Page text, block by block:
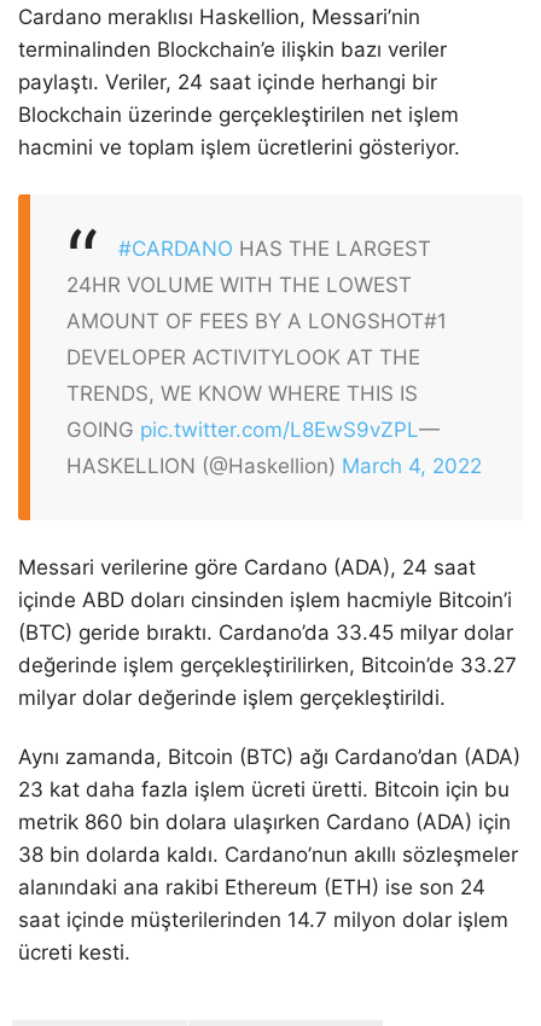
Cardano meraklısı Haskellion, Messari’nin
terminalinden Blockchain’e ilişkin bazı veriler
paylaştı. Veriler, 24 saat içinde herhangi bir
Blockchain üzerinde gerçekleştirilen net işlem
hacmini ve toplam işlem ücretlerini gösteriyor.
#CARDANO HAS THE LARGEST
24HR VOLUME WITH THE LOWEST
AMOUNT OF FEES BY A LONGSHOT#1
DEVELOPER ACTIVITYLOOK AT THE
TRENDS, WE KNOW WHERE THIS IS
GOING pic.twitter.com/L8EwS9vZPL—
HASKELLION (@Haskellion) March 4, 2022
Messari verilerine göre Cardano (ADA), 24 saat
içinde ABD doları cinsinden işlem hacmiyle Bitcoin’i
(BTC) geride bıraktı. Cardano’da 33.45 milyar dolar
değerinde işlem gerçekleştirilirken, Bitcoin’de 33.27
milyar dolar değerinde işlem gerçekleştirildi.
Aynı zamanda, Bitcoin (BTC) ağı Cardano’dan (ADA)
23 kat daha fazla işlem ücreti üretti. Bitcoin için bu
metrik 860 bin dolara ulaşırken Cardano (ADA) için
38 bin dolarda kaldı. Cardano’nun akıllı sözleşmeler
alanındaki ana rakibi Ethereum (ETH) ise son 24
saat içinde müşterilerinden 14.7 milyon dolar işlem
ücreti kesti.